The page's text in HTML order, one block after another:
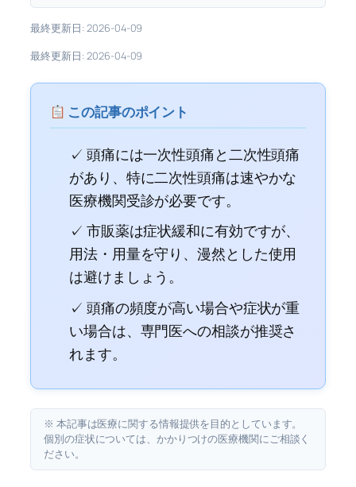
最終更新日: 2026-04-09
最終更新日: 2026-04-09
この記事のポイント
✓ 頭痛には一次性頭痛と二次性頭痛
があり、特に二次性頭痛は速やかな
医療機関受診が必要です。
✓ 市販薬は症状緩和に有効ですが、
用法・用量を守り、漫然とした使用
は避けましょう。
✓ 頭痛の頻度が高い場合や症状が重
い場合は、専門医への相談が推奨さ
れます。
※ 本記事は医療に関する情報提供を目的としています。
個別の症状については、かかりつけの医療機関にご相談く
ださい。